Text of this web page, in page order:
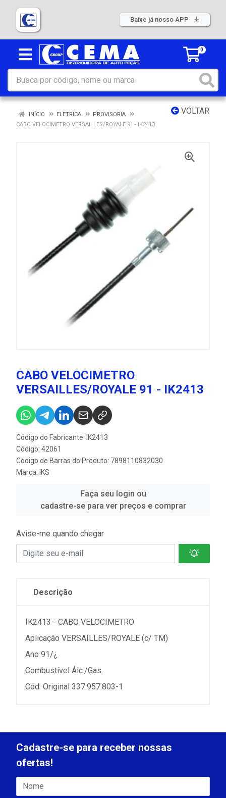
Baixe já nosso APP
0
VOLTAR
INÍCIO ELETRICA
PROVISORIA
CABO VELOCIMETRO VERSAILLES/ROYALE 91 - IK2413
CABO VELOCIMETRO
VERSAILLES/ROYALE 91 - IK2413
Código do Fabricante: IK2413
Código: 42061
Código de Barras do Produto: 7898110832030
Marca: IKS
Faça seu login ou
cadastre-se para ver preços e comprar
Avise-me quando chegar
Descrição
IK2413 - CABO VELOCIMETRO
Aplicação VERSAILLES/ROYALE (c/ TM)
Ano 91/¿
Combustível Álc./Gas.
Cód. Original 337.957.803-1
Cadastre-se para receber nossas
ofertas!